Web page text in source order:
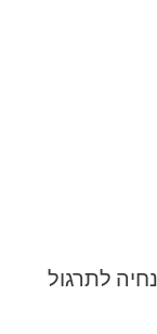
לתרגול